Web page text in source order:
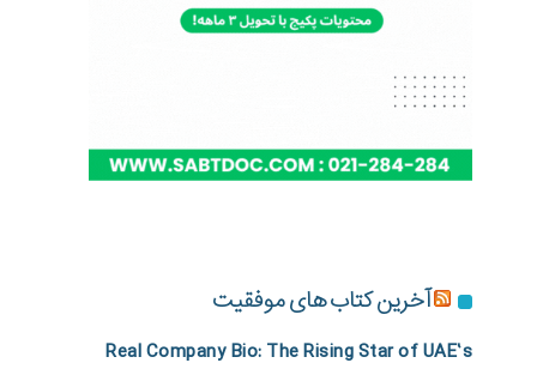
آخرین کتاب های موفقیت
Real Company Bio: The Rising Star of UAE’s